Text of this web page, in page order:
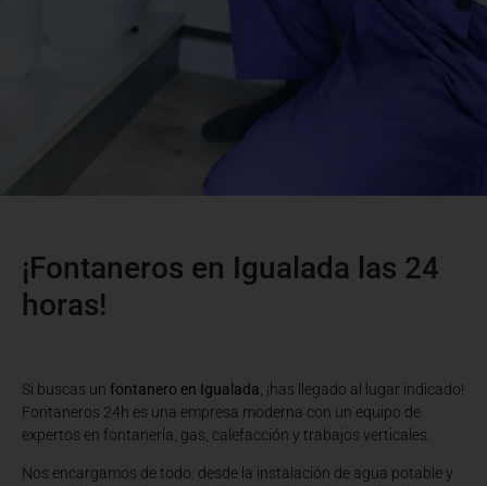
¡Fontaneros en Igualada las 24
horas!
Si buscas un fontanero en Igualada , ¡has llegado al lugar indicado!
Fontaneros 24h es una empresa moderna con un equipo de
expertos en fontanería, gas, calefacción y trabajos verticales.
Nos encargamos de todo: desde la instalación de agua potable y